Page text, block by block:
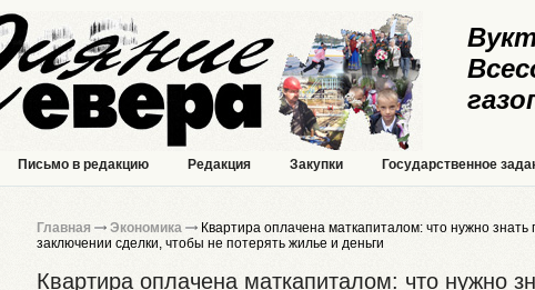
Письмо в редакцию Редакция Закупки Государственное
Главная Экономика
Квартира оплачена маткапиталом: что нужно знать
заключении сделки, чтобы не потерять жилье и деньги
Квартира оплачена маткапиталом: что нужно